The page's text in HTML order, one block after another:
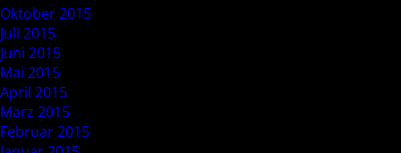
Oktober 2015
Juli 2015
Juni 2015
Mai 2015
April 2015
März 2015
Februar 2015